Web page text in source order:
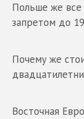
Польше же все
запретом до
Почему же
Восточная